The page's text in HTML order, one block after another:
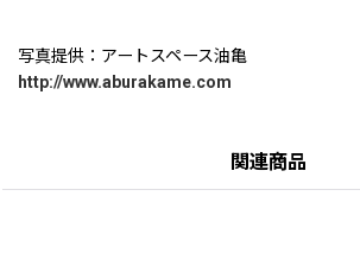
写真提供：アートスペース油亀
http://www.aburakame.com
関連商品